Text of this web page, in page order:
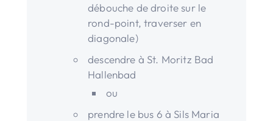
débouche de droite sur le
rond-point, traverser en
diagonale)
descendre à St. Moritz Bad
Hallenbad
ou
prendre le bus 6 à Sils Maria